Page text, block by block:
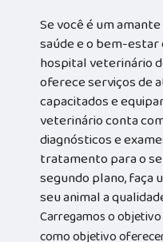
Se você é um
saúde e o bem-estar
hospital veterinário
oferece serviços de
capacitados e
veterinário conta
diagnósticos e
tratamento para o
segundo plano, faça
seu animal a
Carregamos o
como objetivo